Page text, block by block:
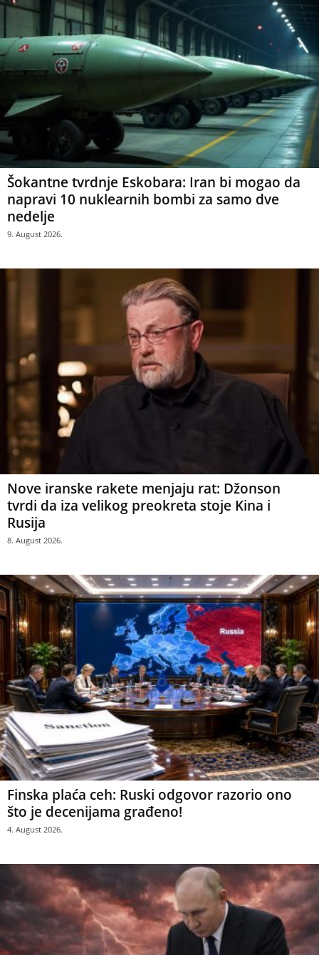
Šokantne tvrdnje Eskobara: Iran bi mogao da
napravi 10 nuklearnih bombi za samo dve
nedelje
9. August 2026.
Nove iranske rakete menjaju rat: Džonson
tvrdi da iza velikog preokreta stoje Kina i
Rusija
8. August 2026.
Finska plaća ceh: Ruski odgovor razorio ono
što je decenijama građeno!
4. August 2026.